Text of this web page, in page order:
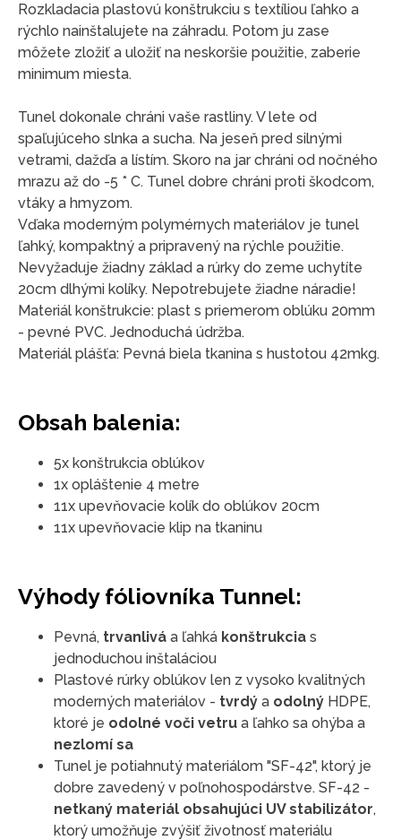
Rozkladacia plastovú konštrukciu s textíliou ľahko a
rýchlo nainštalujete na záhradu. Potom ju zase
môžete zložiť a uložiť na neskoršie použitie, zaberie
minimum miesta.
Tunel dokonale chráni vaše rastliny. V lete od
spaľujúceho slnka a sucha. Na jeseň pred silnými
vetrami, dažďa a lístím. Skoro na jar chráni od nočného
mrazu až do -5 * C. Tunel dobre chráni proti škodcom,
vtáky a hmyzom.
Vďaka moderným polymérnych materiálov je tunel
ľahký, kompaktný a pripravený na rýchle použitie.
Nevyžaduje žiadny základ a rúrky do zeme uchytíte
20cm dlhými kolíky. Nepotrebujete žiadne náradie!
Materiál konštrukcie: plast s priemerom oblúku 20mm
- pevné PVC. Jednoduchá údržba.
Materiál plášťa: Pevná biela tkanina s hustotou 42mkg.
Obsah balenia:
5x konštrukcia oblúkov
1x opláštenie 4 metre
11x upevňovacie kolík do oblúkov 20cm
11x upevňovacie klip na tkaninu
Výhody fóliovníka Tunnel:
Pevná, trvanlivá a ľahká konštrukcia s
jednoduchou inštaláciou
Plastové rúrky oblúkov len z vysoko kvalitných
moderných materiálov - tvrdý a odolný HDPE,
ktoré je odolné voči vetru a ľahko sa ohýba a
nezlomí sa
Tunel je potiahnutý materiálom "SF-42", ktorý je
dobre zavedený v poľnohospodárstve. SF-42 -
netkaný materiál obsahujúci UV stabilizátor,
ktorý umožňuje zvýšiť životnosť materiálu